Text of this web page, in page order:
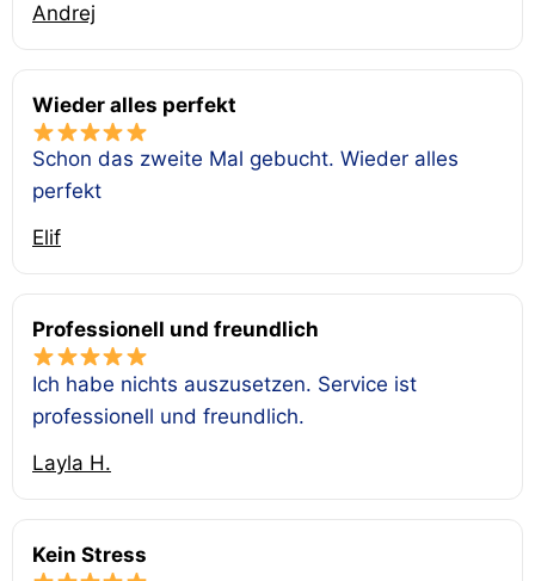
Andrej
Wieder alles perfekt
Schon das zweite Mal gebucht. Wieder alles
perfekt
Elif
Professionell und freundlich
Ich habe nichts auszusetzen. Service ist
professionell und freundlich.
Layla H.
Kein Stress